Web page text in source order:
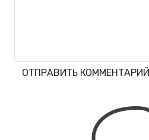
ОТПРАВИТЬ КОММЕНТАРИЙ